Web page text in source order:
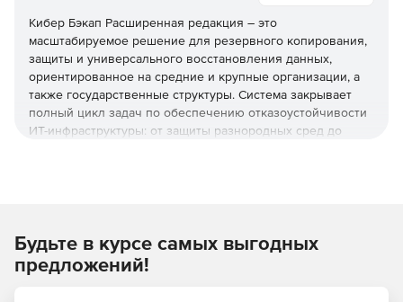
Кибер Бэкап Расширенная редакция – это
масштабируемое решение для резервного копирования,
защиты и универсального восстановления данных,
ориентированное на средние и крупные организации, а
также государственные структуры. Система закрывает
полный цикл задач по обеспечению отказоустойчивости
ИТ-инфраструктуры: от защиты разнородных сред до
быстрого восстановления данных и соответствия
регуляторным требованиям при оптимальной стоимости
владения.
Будьте в курсе самых выгодных
предложений!